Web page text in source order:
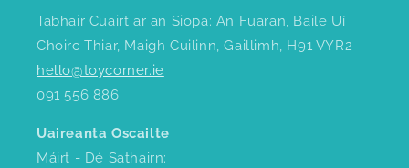
Tabhair Cuairt ar an Siopa: An Fuaran, Baile Uí
Choirc Thiar, Maigh Cuilinn, Gaillimh, H91 VYR2
hello@toycorner.ie
091 556 886
Uaireanta Oscailte
Máirt - Dé Sathairn: